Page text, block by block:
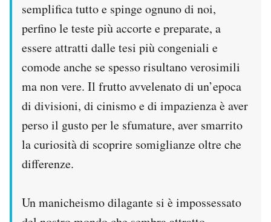
semplifica tutto e spinge ognuno di noi,
perfino le teste più accorte e preparate, a
essere attratti dalle tesi più congeniali e
comode anche se spesso risultano verosimili
ma non vere. Il frutto avvelenato di un’epoca
di divisioni, di cinismo e di impazienza è aver
perso il gusto per le sfumature, aver smarrito
la curiosità di scoprire somiglianze oltre che
differenze.
Un manicheismo dilagante si è impossessato